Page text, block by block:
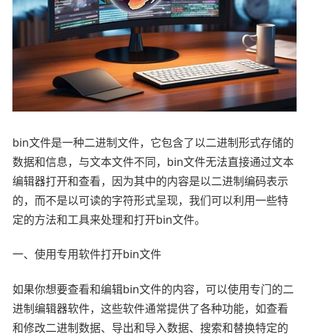
bin文件是一种二进制文件，它包含了以二进制形式存储的
数据和信息，与文本文件不同，bin文件无法直接通过文本
编辑器打开和查看，因为其中的内容是以二进制编码表示
的，而不是以可读的字符形式呈现，我们可以利用一些特
定的方法和工具来处理和打开bin文件。
一、使用专用软件打开bin文件
如果你想要查看和编辑bin文件的内容，可以使用专门的二
进制编辑器软件，这些软件通常提供了各种功能，如查看
和修改二进制数据、导出和导入数据、搜索和替换特定的